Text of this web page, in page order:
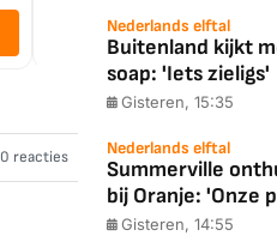
Bekijk deal
0 reacties
Nederlands elftal
Buitenland kijkt
soap: 'Iets zieligs'
Gisteren, 15:35
Nederlands elftal
Summerville
bij Oranje: 'Onze
Gisteren, 14:55